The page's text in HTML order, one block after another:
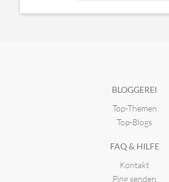
BLOGGEREI
Top-Themen
Top-Blogs
FAQ & HILFE
Kontakt
Ping senden